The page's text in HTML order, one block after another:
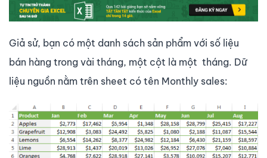
Giả sử, bạn có một danh sách sản phẩm với số liệu
bán hàng trong vài tháng, một cột là một tháng. Dữ
liệu nguồn nằm trên sheet có tên Monthly sales: